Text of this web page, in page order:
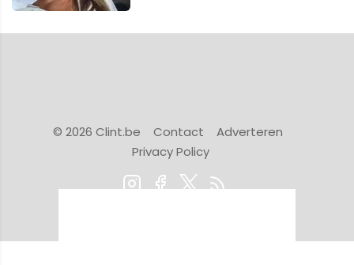
© 2026 Clint.be Contact
Adverteren
Privacy Policy